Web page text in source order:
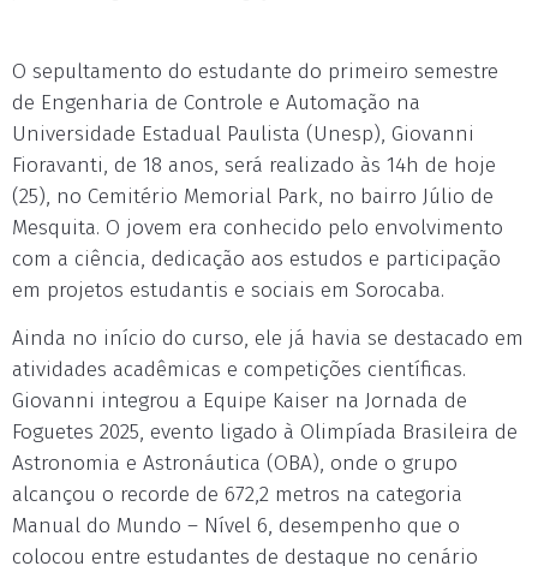
O sepultamento do estudante do primeiro semestre
de Engenharia de Controle e Automação na
Universidade Estadual Paulista (Unesp), Giovanni
Fioravanti, de 18 anos, será realizado às 14h de hoje
(25), no Cemitério Memorial Park, no bairro Júlio de
Mesquita. O jovem era conhecido pelo envolvimento
com a ciência, dedicação aos estudos e participação
em projetos estudantis e sociais em Sorocaba.
Ainda no início do curso, ele já havia se destacado em
atividades acadêmicas e competições científicas.
Giovanni integrou a Equipe Kaiser na Jornada de
Foguetes 2025, evento ligado à Olimpíada Brasileira de
Astronomia e Astronáutica (OBA), onde o grupo
alcançou o recorde de 672,2 metros na categoria
Manual do Mundo – Nível 6, desempenho que o
colocou entre estudantes de destaque no cenário